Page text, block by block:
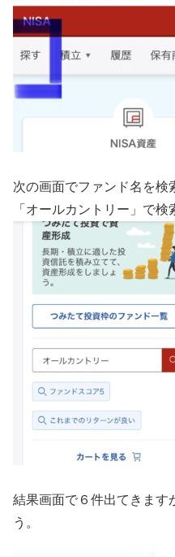
次の画面でファンド名を検
「オールカントリー」で検
結果画面で６件出てきます
う。